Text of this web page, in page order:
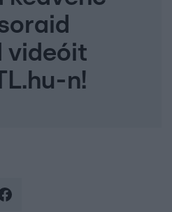
videóit
n!